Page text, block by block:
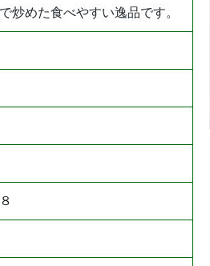
炒めた食べやすい逸品です。